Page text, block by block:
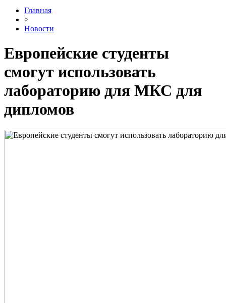
Главная
>
Новости
Европейские студенты
смогут использовать
лабораторию для МКС для
дипломов